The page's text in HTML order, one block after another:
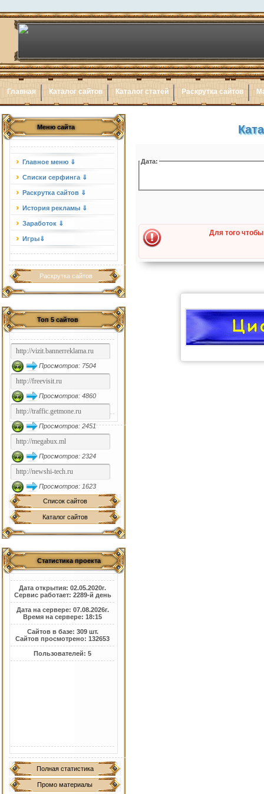
Главная Каталог сайтов Каталог статей Раскрутка сайтов
Меню сайта
Главное меню ⇓
Списки серфинга ⇓
Раскрутка сайтов ⇓
История рекламы ⇓
Заработок ⇓
Игры⇓
Раскрутка сайтов
Топ 5 сайтов
Просмотров: 7504
Просмотров: 4860
Просмотров: 2451
Просмотров: 2324
Просмотров: 1623
Список сайтов
Каталог сайтов
Статистика проекта
Дата открытия: 02.05.2020г.
Сервис работает: 2289-й день
Дата на сервере: 07.08.2026г.
Время на сервере: 18:15
Сайтов в базе: 309 шт.
Сайтов просмотрено: 132653
Пользователей: 5
Полная статистика
Промо материалы
Дата:
Для того